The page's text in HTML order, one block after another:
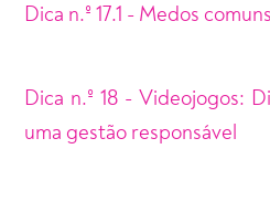
Dica n.º 17.1 - Medos
Dica n.º 18 - Videojogos:
uma gestão responsável